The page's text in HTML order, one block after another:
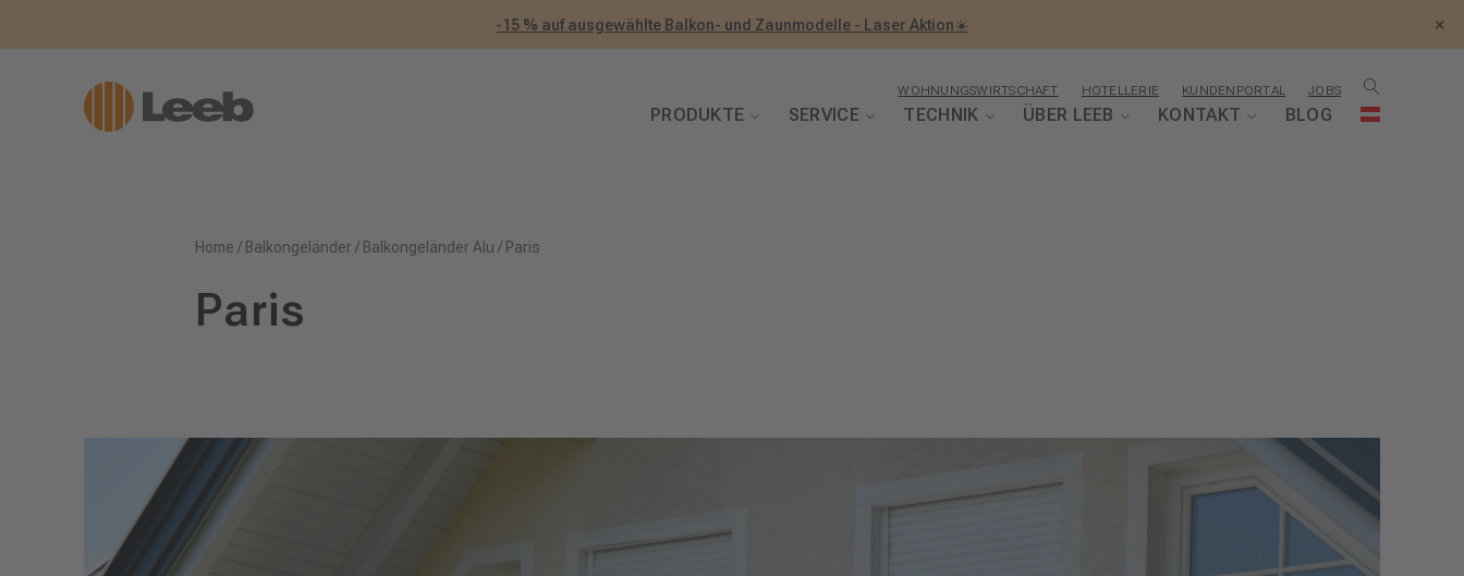
-15 % auf ausgewählte Balkon- und Zaunmodelle - Laser Aktion☀️ ×
WOHNUNGSWIRTSCHAFT HOTELLERIE KUNDENPORTAL JOBS
PRODUKTE SERVICE TECHNIK ÜBER LEEB KONTAKT BLOG
Home / Balkongeländer / Balkongeländer Alu / Paris
Paris